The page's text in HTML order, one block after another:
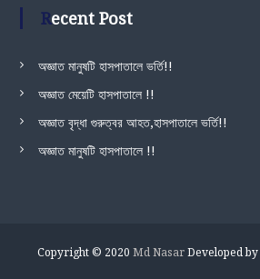
Recent Post
অজ্ঞাত মানুষটি হাসপাতালে ভর্তি!!
অজ্ঞাত মেয়েটি হাসপাতালে !!
অজ্ঞাত বৃদ্ধা গুরুত্বর আহত,হাসপাতালে ভর্তি!!
অজ্ঞাত মানুষটি হাসপাতালে !!
Copyright © 2020 Md NasarDeveloped by